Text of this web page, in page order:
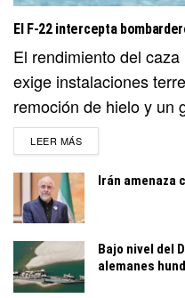
El F-22 intercepta
El rendimiento del
exige instalaciones
remoción de hielo y un
LEER MÁSDETAILS
Irán amenaza
Bajo nivel del
alemanes